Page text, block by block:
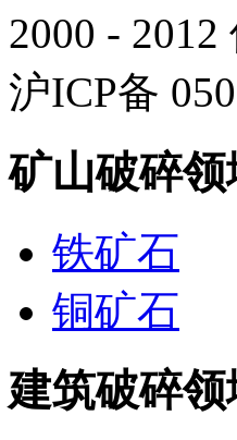
2000 - 2012
沪ICP备
矿山破碎领
铁矿石
铜矿石
建筑破碎领